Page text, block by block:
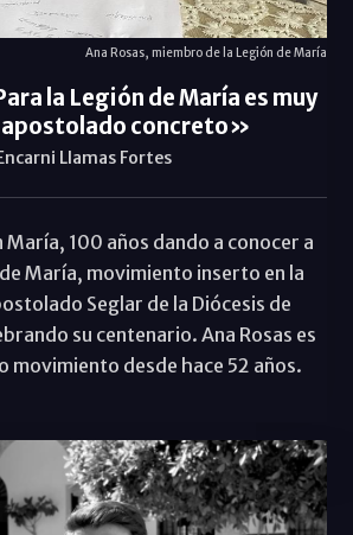
Ana Rosas, miembro de la Legión de María
la Legión de María es muy
concreto»
Llamas Fortes
María, 100 años dando a conocer a
María, movimiento inserto en la
Seglar de la Diócesis de
su centenario. Ana Rosas es
movimiento desde hace 52 años.